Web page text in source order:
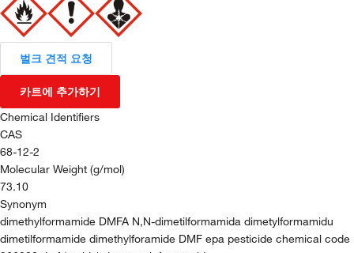
벌크 견적 요청
카트에 추가하기
Chemical Identifiers
CAS
68-12-2
Molecular Weight (g/mol)
73.10
Synonym
dimethylformamide DMFA N,N-dimetilformamida dimetylformamidu
dimetilformamide dimethylforamide DMF epa pesticide chemical code